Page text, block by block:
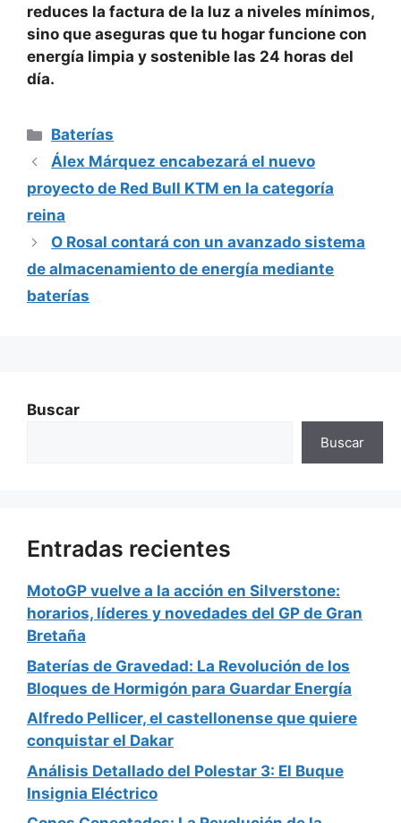
reduces la factura de la luz a niveles mínimos,
sino que aseguras que tu hogar funcione con
energía limpia y sostenible las 24 horas del
día.
Categorías
Baterías
Álex Márquez encabezará el nuevo
proyecto de Red Bull KTM en la categoría
reina
O Rosal contará con un avanzado sistema
de almacenamiento de energía mediante
baterías
Buscar
Buscar
Entradas recientes
MotoGP vuelve a la acción en Silverstone:
horarios, líderes y novedades del GP de Gran
Bretaña
Baterías de Gravedad: La Revolución de los
Bloques de Hormigón para Guardar Energía
Alfredo Pellicer, el castellonense que quiere
conquistar el Dakar
Análisis Detallado del Polestar 3: El Buque
Insignia Eléctrico